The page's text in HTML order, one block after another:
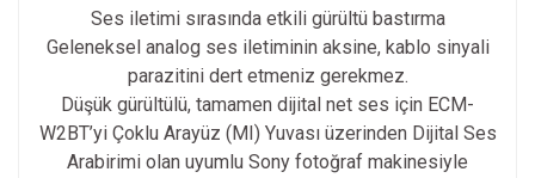
Ses iletimi sırasında etkili gürültü bastırma
Geleneksel analog ses iletiminin aksine, kablo sinyali
parazitini dert etmeniz gerekmez.
Düşük gürültülü, tamamen dijital net ses için ECM-
W2BT’yi Çoklu Arayüz (MI) Yuvası üzerinden Dijital Ses
Arabirimi olan uyumlu Sony fotoğraf makinesiyle